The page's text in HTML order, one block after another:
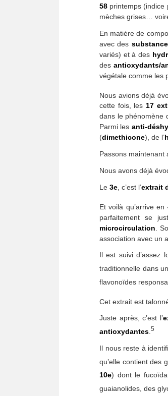
58 printemps (indice
mèches grises…
En matière de
avec des
variés) et à des
desantioxydants/
végétale comme les
Nous avions déjà
cette fois, les17
dans le phénomène
Parmi les anti-
(dimethicone), de l’
Passons maintenant
Nous avons déjà
Le 3e , c’est l’extrait
Et voilà qu’arrive en
parfaitement se
microcirculation .
association avec un
Il est suivi d’assez
traditionnelle dans
flavonoïdes
Cet extrait est
Juste après, c’est l’
antioxydantes 5
Il nous reste à
qu’elle contient des
10e) dont le
guaianolides, des